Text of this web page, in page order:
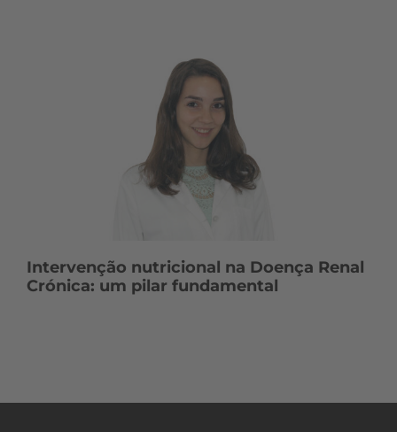
Intervenção nutricional na Doença Renal
Crónica: um pilar fundamental